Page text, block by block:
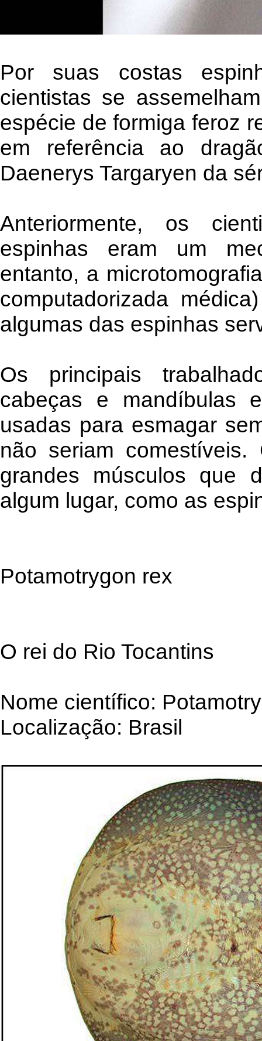
Por suas costas
cientistas se
espécie de formiga feroz
em referência ao
Daenerys Targaryen da
Anteriormente, os
espinhas eram um
entanto, a
computadorizada
algumas das espinhas
Os principais
cabeças e mandíbulas
usadas para esmagar
não seriam comestíveis.
grandes músculos que
algum lugar, como as
Potamotrygon rex
O rei do Rio Tocantins
Nome científico:
Localização: Brasil